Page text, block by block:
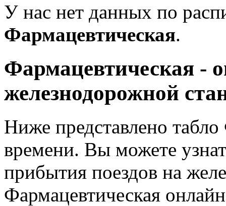
У нас нет данных по
Фармацевтическая.
Фармацевтическая -
железнодорожной
Ниже представлено
времени. Вы можете
прибытия поездов на
Фармацевтическая